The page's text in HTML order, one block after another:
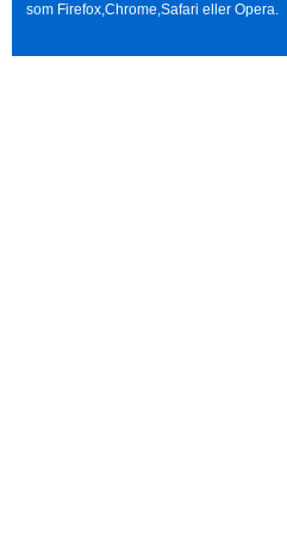
som Firefox,Chrome,Safari eller Opera.